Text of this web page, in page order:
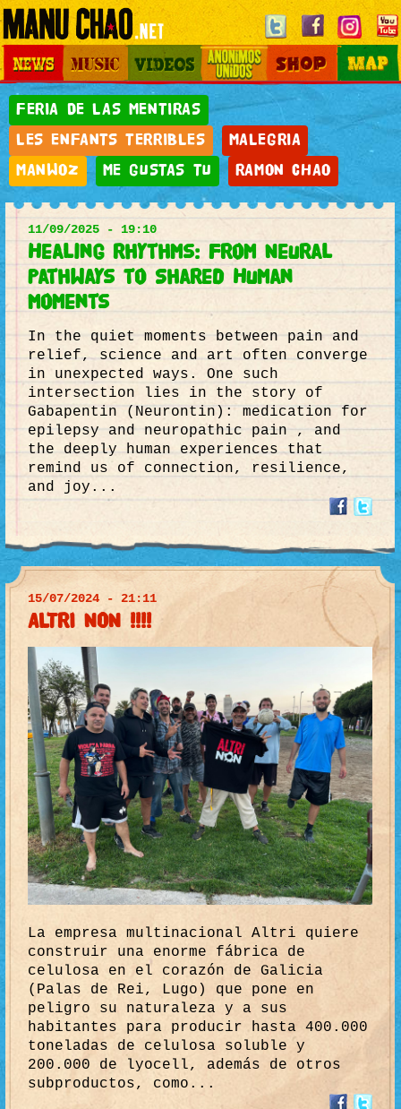
Jump to navigation
Main
menu
Videos Otros Mundos Shop Map
FERIA DE LAS MENTIRAS
LES ENFANTS TERRIBLES
MALEGRIA
MANWOZ
ME GUSTAS TU RAMON CHAO
11/09/2025 - 19:10
Healing Rhythms: From Neural
Pathways to Shared Human
Moments
In the quiet moments between pain and
relief, science and art often converge
in unexpected ways. One such
intersection lies in the story of
Gabapentin (Neurontin): medication for
epilepsy and neuropathic pain , and
the deeply human experiences that
remind us of connection, resilience,
and joy...
15/07/2024 - 21:11
ALTRI NON !!!!
La empresa multinacional Altri quiere
construir una enorme fábrica de
celulosa en el corazón de Galicia
(Palas de Rei, Lugo) que pone en
peligro su naturaleza y a sus
habitantes para producir hasta 400.000
toneladas de celulosa soluble y
200.000 de lyocell, además de otros
subproductos, como...